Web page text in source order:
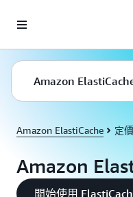
Amazon
Amazon ElastiCache 定價
Amazon
開始使用